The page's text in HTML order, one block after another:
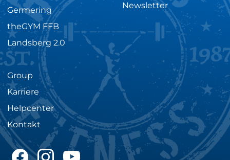
Germering
theGYM FFB
Landsberg 2.0
Newsletter
Group
Karriere
Helpcenter
Kontakt
facebookinstagramyoutube